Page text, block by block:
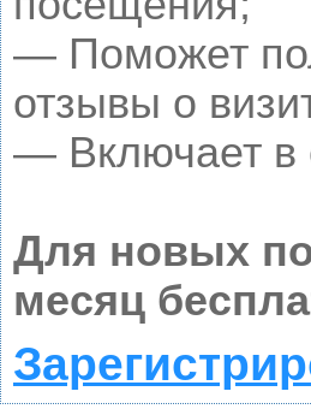
— Поможет
отзывы о
— Включает в
Для новых
месяц